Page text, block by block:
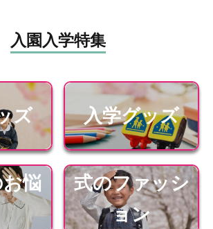
入園入学特集
ズ 入学グッズ
悩
式のファッシ
ョン